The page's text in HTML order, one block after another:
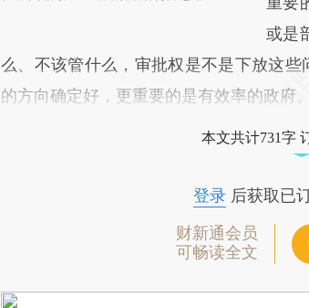
或是
么、不该管什么，审批权是不是下放这
的方向确定好，更重要的是有效率的政府。
本文共计731字
登录后获取已
财新通会员
可畅读全文